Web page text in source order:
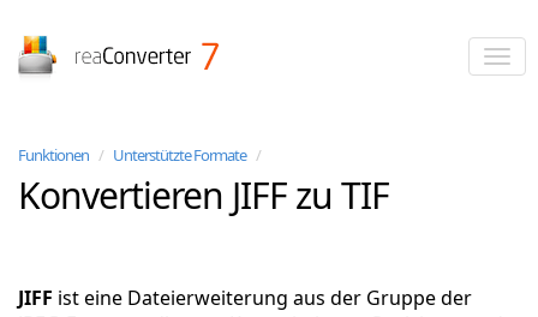
Funktionen / Unterstützte Formate /
Konvertieren JIFF zu TIF
JIFF ist eine Dateierweiterung aus der Gruppe der